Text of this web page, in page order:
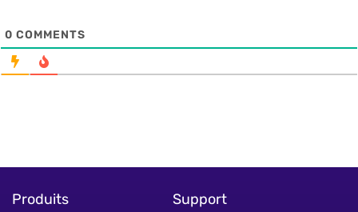
0 COMMENTS
Produits Support